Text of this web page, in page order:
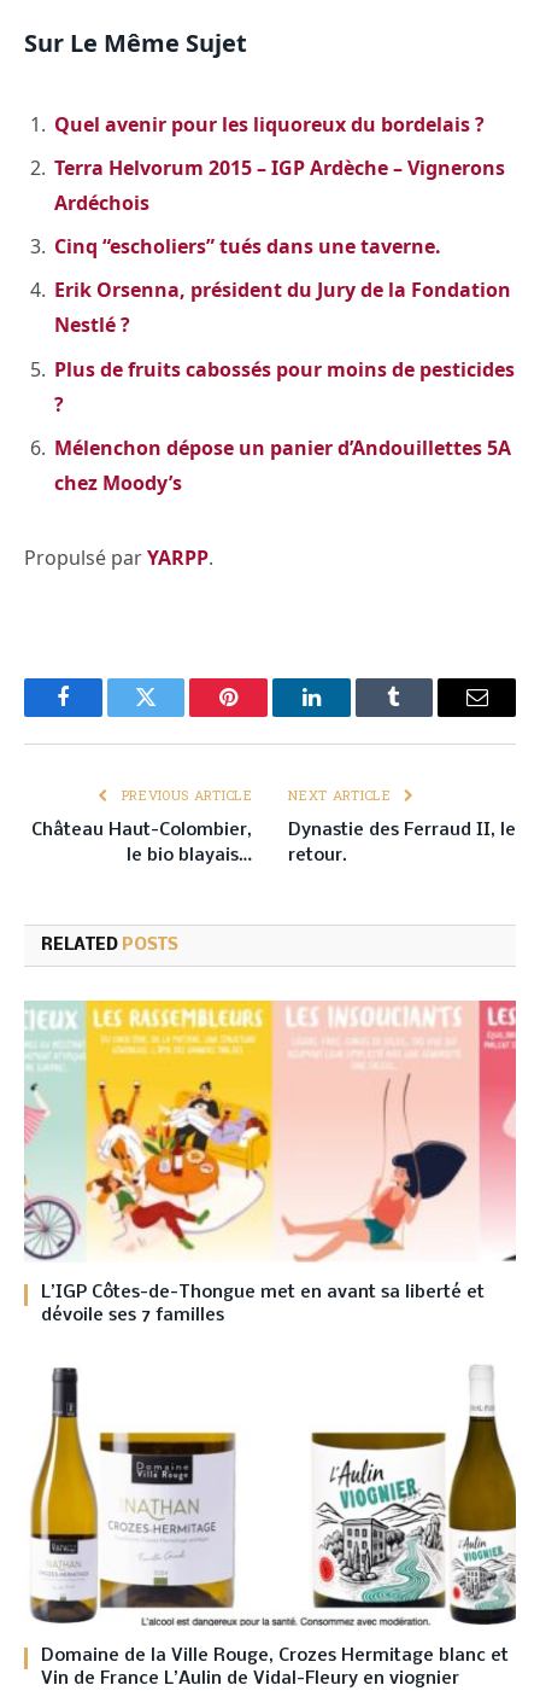
Sur Le Même Sujet
Quel avenir pour les liquoreux du bordelais ?
Terra Helvorum 2015 – IGP Ardèche – Vignerons
Ardéchois
Cinq “escholiers” tués dans une taverne.
Erik Orsenna, président du Jury de la Fondation
Nestlé ?
Plus de fruits cabossés pour moins de pesticides
?
Mélenchon dépose un panier d’Andouillettes 5A
chez Moody’s
Propulsé parYARPP.
FacebookTwitter Pinterest LinkedInTumblr Email
PREVIOUS ARTICLE
Château Haut-Colombier,
le bio blayais…
NEXT ARTICLE
Dynastie des Ferraud II, le
retour.
RELATED POSTS
L’IGP Côtes-de-Thongue met en avant sa liberté et
dévoile ses 7 familles
Domaine de la Ville Rouge, Crozes Hermitage blanc et
Vin de France L’Aulin de Vidal-Fleury en viognier